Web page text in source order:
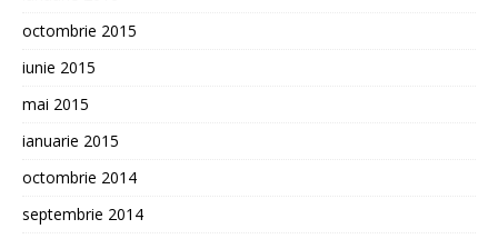
octombrie 2015
iunie 2015
mai 2015
ianuarie 2015
octombrie 2014
septembrie 2014